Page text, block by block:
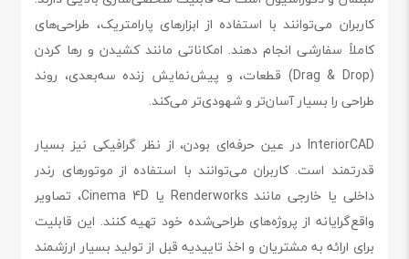
کاربران می‌توانند با استفاده از ابزارهای پارامتریک، طراحی‌های
کاملاً سفارشی انجام دهند. امکاناتی مانند کشیدن و رها کردن
(Drag & Drop) قطعات، و پیش‌نمایش زنده سه‌بعدی، روند
طراحی را بسیار آسان‌تر و شهودی‌تر می‌کند.
InteriorCAD در عین حرفه‌ای بودن، از نظر گرافیکی نیز بسیار
قدرتمند است. کاربران می‌توانند با استفاده از موتورهای رندر
داخلی یا خارجی مانند Renderworks یا Cinema 4D، تصاویر
واقع‌گرایانه از پروژه‌های طراحی‌شده خود تهیه کنند. این قابلیت
برای ارائه به مشتریان و اخذ تاییدیه قبل از تولید بسیار ارزشمند